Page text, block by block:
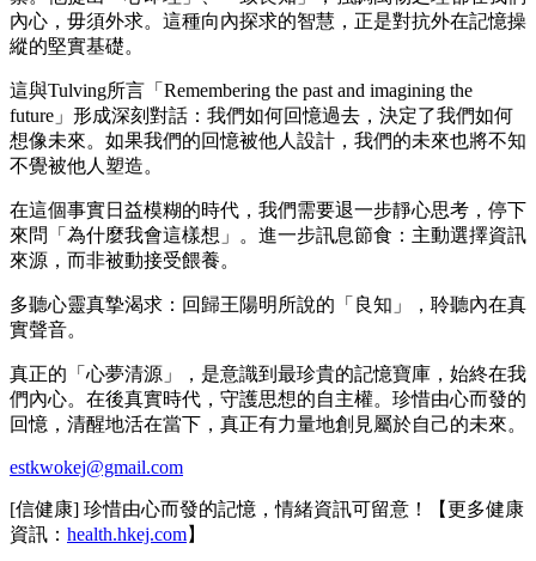
內心，毋須外求。這種向內探求的智慧，正是對抗外在記憶操
縱的堅實基礎。
這與Tulving所言「Remembering the past and imagining the
future」形成深刻對話：我們如何回憶過去，決定了我們如何
想像未來。如果我們的回憶被他人設計，我們的未來也將不知
不覺被他人塑造。
在這個事實日益模糊的時代，我們需要退一步靜心思考，停下
來問「為什麼我會這樣想」。進一步訊息節食：主動選擇資訊
來源，而非被動接受餵養。
多聽心靈真摯渴求：回歸王陽明所說的「良知」，聆聽內在真
實聲音。
真正的「心夢清源」，是意識到最珍貴的記憶寶庫，始終在我
們內心。在後真實時代，守護思想的自主權。珍惜由心而發的
回憶，清醒地活在當下，真正有力量地創見屬於自己的未來。
estkwokej@gmail.com
[信健康] 珍惜由心而發的記憶，情緒資訊可留意！【更多健康
資訊： health.hkej.com】